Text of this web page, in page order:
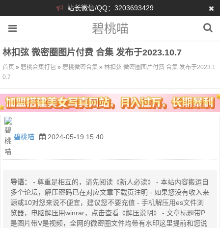
站长微信/QQ：3203693429
碧桃喵
林扣弦 微密圈图片付费 合集 发布于2023.10.7
首页 » 碧桃合集打包 » 碧桃微密合集 » 林扣弦 微密圈图片付费 合集 发布于2023.1
0.7
碧桃喵 2024-05-19 15:40
导语：
- 尊重是相互的，请先阅读《新人必读》 - 本站内容搬运自
多个论坛，解压密码已在对应文章下载页注明 - 如果您没有收入来
源或10对您来说不便宜，建议您不要充值 - 手机解压用es文件浏
览器，电脑解压用winrar，点击查看《解压说明》 - 文章标题带P
是图片带V是视频，全网的微密圈文件均带有水印这里提前和您说